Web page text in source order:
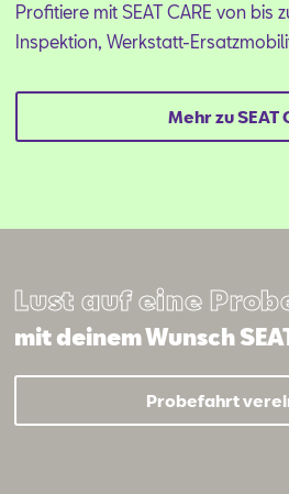
Profitiere mit SEAT CARE von bis
Inspektion, Werkstatt-
Mehr zu SEAT
Lust auf eine
mit deinem Wunsch
Probefahrt